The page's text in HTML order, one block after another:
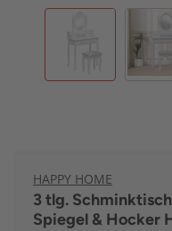
HAPPY HOME
3 tlg.
Spiegel & Hocker